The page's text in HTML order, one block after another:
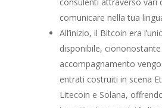
comunicare nella tua
All’inizio, il Bitcoin era
disponibile,
accompagnamento
entrati costruiti in scena
Litecoin e Solana,